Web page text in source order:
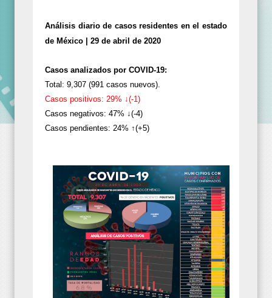
Análisis diario de casos residentes en el estado
de México | 29 de abril de 2020
Casos analizados por COVID-19:
Total: 9,307 (991 casos nuevos).
Casos positivos: 29% ↓(-1)
Casos negativos: 47% ↓(-4)
Casos pendientes: 24% ↑(+5)